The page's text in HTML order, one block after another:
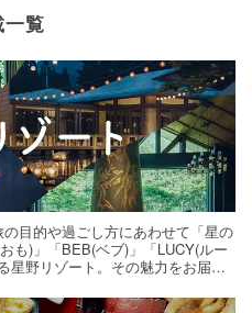
覧
目的や過ごし方にあわせて「星の
も)」「BEB(ベブ)」「LUCY(ルー
星野リゾート。その魅力をお届け